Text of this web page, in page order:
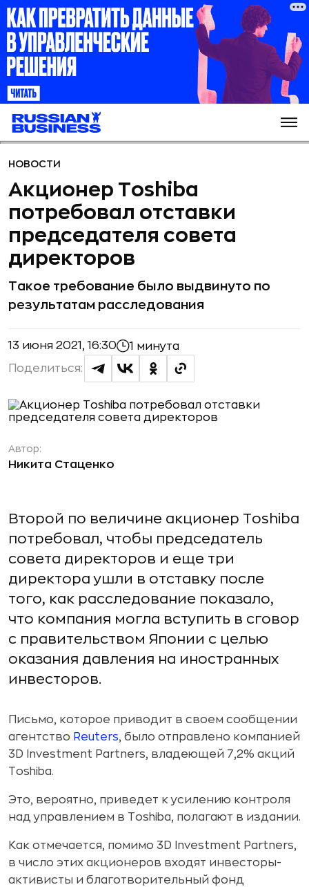
НОВОСТИ
Акционер Toshiba
потребовал отставки
председателя совета
директоров
Такое требование было выдвинуто по
результатам расследования
13 июня 2021, 16:30 1 минута
Поделиться:
Автор:
Никита Стаценко
Второй по величине акционер Toshiba
потребовал, чтобы председатель
совета директоров и еще три
директора ушли в отставку после
того, как расследование показало,
что компания могла вступить в сговор
с правительством Японии с целью
оказания давления на иностранных
инвесторов.
Письмо, которое приводит в своем сообщении
агентство Reuters, было отправлено компанией
3D Investment Partners, владеющей 7,2% акций
Toshiba.
Это, вероятно, приведет к усилению контроля
над управлением в Toshiba, полагают в издании.
Как отмечается, помимо 3D Investment Partners,
в число этих акционеров входят инвесторы-
активисты и благотворительный фонд